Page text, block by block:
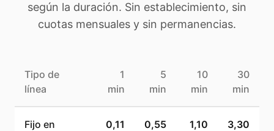
según la duración. Sin establecimiento, sin
cuotas mensuales y sin permanencias.
Tipo de
línea
1
min
5
min
10
min
30
min
Fijo en
0,11
0,55
1,10
3,30